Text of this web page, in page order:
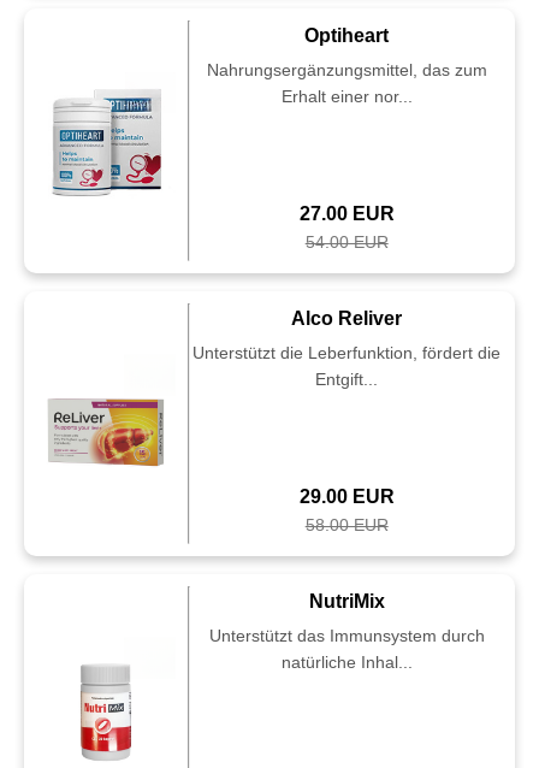
Optiheart
Nahrungsergänzungsmittel, das zum
Erhalt einer nor...
27.00 EUR
54.00 EUR
Alco Reliver
Unterstützt die Leberfunktion, fördert die
Entgift...
29.00 EUR
58.00 EUR
NutriMix
Unterstützt das Immunsystem durch
natürliche Inhal...